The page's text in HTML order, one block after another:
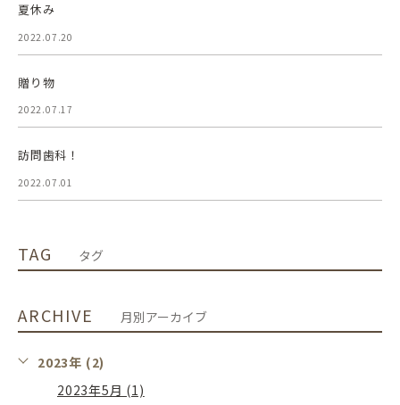
夏休み
2022.07.20
贈り物
2022.07.17
訪問歯科！
2022.07.01
TAG タグ
ARCHIVE 月別アーカイブ
2023年 (2)
2023年5月 (1)